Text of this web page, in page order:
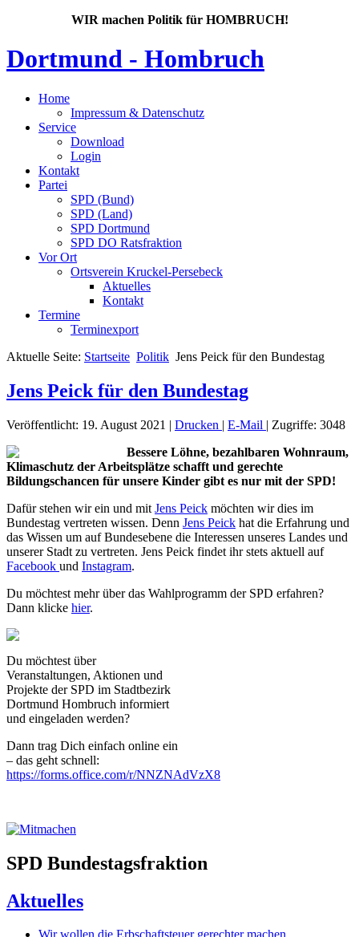
WIR machen Politik für HOMBRUCH!
Dortmund - Hombruch
Home
Impressum & Datenschutz
Service
Download
Login
Kontakt
Partei
SPD (Bund)
SPD (Land)
SPD Dortmund
SPD DO Ratsfraktion
Vor Ort
Ortsverein Kruckel-Persebeck
Aktuelles
Kontakt
Termine
Terminexport
Aktuelle Seite: Startseite Politik Jens Peick für den Bundestag
Jens Peick für den Bundestag
Veröffentlicht: 19. August 2021 | Drucken | E-Mail | Zugriffe: 3048
Bessere Löhne, bezahlbaren Wohnraum,
Klimaschutz der Arbeitsplätze schafft und gerechte
Bildungschancen für unsere Kinder gibt es nur mit der SPD!
Dafür stehen wir ein und mit Jens Peick möchten wir dies im
Bundestag vertreten wissen. Denn Jens Peick hat die Erfahrung und
das Wissen um auf Bundesebene die Interessen unseres Landes und
unserer Stadt zu vertreten. Jens Peick findet ihr stets aktuell auf
Facebook und Instagram.
Du möchtest mehr über das Wahlprogramm der SPD erfahren?
Dann klicke hier.
Du möchtest über
Veranstaltungen, Aktionen und
Projekte der SPD im Stadtbezirk
Dortmund Hombruch informiert
und eingeladen werden?
Dann trag Dich einfach online ein
– das geht schnell:
https://forms.office.com/r/NNZNAdVzX8
SPD Bundestagsfraktion
Aktuelles